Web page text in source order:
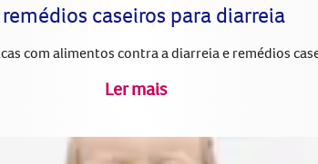
caseiros para diarreia
com alimentos contra a diarreia e remédios
Ler mais